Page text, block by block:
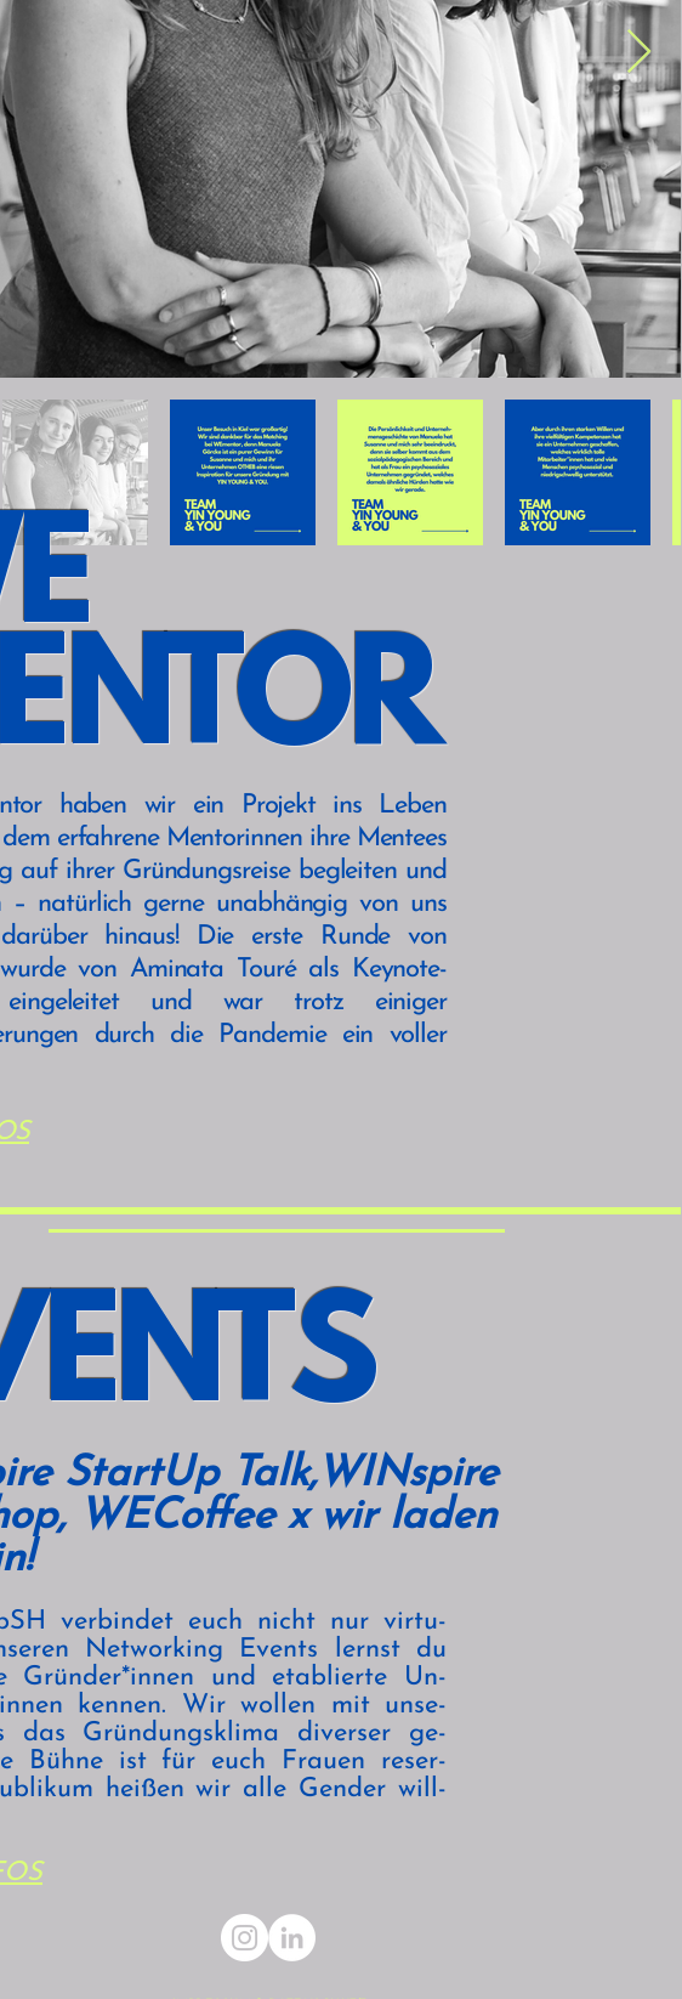
haben wir ein Projekt ins Leben
erfahrene Mentorinnen ihre Mentees
auf ihrer Gründungsreise begleiten und
– natürlich gerne unabhängig von uns
hinaus! Die erste Runde von
von Aminata Touré als Keynote-
eingeleitet und war trotz einiger
durch die Pandemie ein voller
StartUp Talk,WINspire
WECoffee x wir laden
verbindet euch nicht nur virtu-
Networking Events lernst du
Gründer*innen und etablierte Un-
kennen. Wir wollen mit unse-
das Gründungsklima diverser ge-
Bühne ist für euch Frauen reser-
heißen wir alle Gender will-